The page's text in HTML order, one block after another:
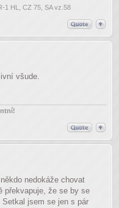
1 HL, CZ 75, SA vz.58
všude.
nedokáže chovat
překvapuje, že se by se
jsem se jen s pár